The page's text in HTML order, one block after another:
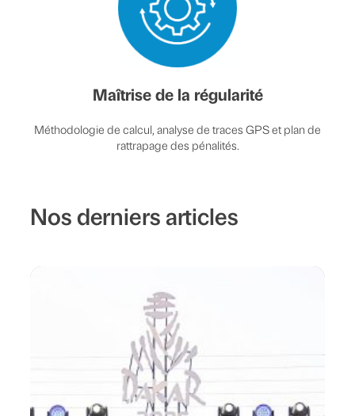
Maîtrise de la régularité
Méthodologie de calcul, analyse de traces GPS et plan de
rattrapage des pénalités.
Nos derniers articles